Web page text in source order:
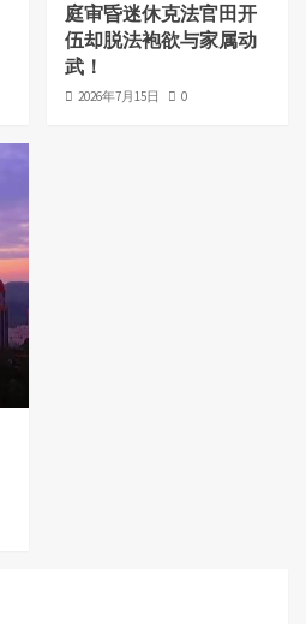
庭审昏迷休克法官田开
伍却脱法袍欲与家属动
武！
2026年7月15日 0